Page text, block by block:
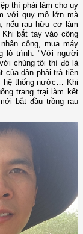
thì phải làm cho uy
với quy mô lớn mà
nếu rau hữu cơ làm
bắt tay vào công
công, mua máy
lộ trình. "Với người
chúng tôi thì đó là
của dân phải trả tiền
hệ thống nước… Khi
trang trại làm kết
bắt đầu trồng rau